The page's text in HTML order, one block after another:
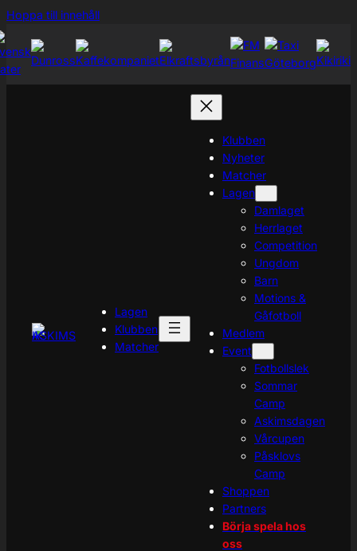
Hoppa till innehållHoppa
Lagen
Klubben
Matcher
Klubben
Nyheter
Matcher
Lagen
Damlaget
Herrlaget
Competition
Ungdom
Barn
Motions &
Gåfotboll
Medlem
Event
Fotbollslek
Sommar
Camp
Askimsdagen
Vårcupen
Påsklovs
Camp
Shoppen
Partners
Börja spela hos
oss